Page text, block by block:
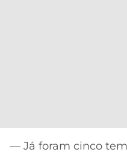
— Já foram cinco